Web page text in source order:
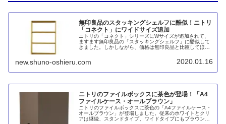
無印良品のスタッキングシェルフに酷似！ニトリ
「コネクト」にワイドサイズ追加
ニトリの「コネクト」シリーズにWサイズが追加されて、
ますます無印良品の「スタッキングシェルフ」に酷似して
きました。しかしながら、価格は無印良品と比較してほぼ
ど総合的なラインナップを考慮すれば、特にニトリを選ぶ
メリットは感じられません。オークまたはウォールナット
new.shuno-oshieru.com 2020.01.16
ニトリのファイルボックスに茶色が登場！「A4
ファイルケース・オールブラウン」
ニトリのファイルボックスに茶色の「A4ファイルケース・
オールブラウン」が登場しました。従来のホワイトとクリ
アは継続、スタンドタイプ、ワイドタイプにもブラウンが